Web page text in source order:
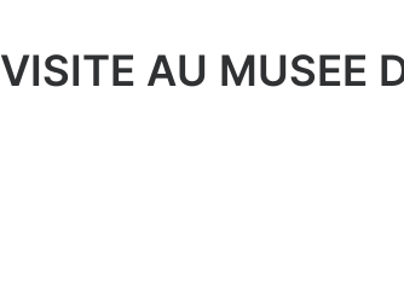
VISITE AU MUSEE